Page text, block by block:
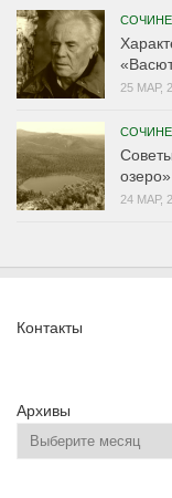
25 МАР,
24 МАР,
Контакты
Архивы